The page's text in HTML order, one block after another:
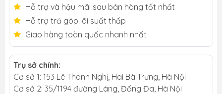
Hỗ trợ và hậu mãi sau bán hàng tốt nhất
Hỗ trợ trả góp lãi suất thấp
Giao hàng toàn quốc nhanh nhất
Trụ sở chính:
Cơ sở 1: 153 Lê Thanh Nghị, Hai Bà Trưng, Hà Nội
Cơ sở 2: 35/1194 đường Láng, Đống Đa, Hà Nội